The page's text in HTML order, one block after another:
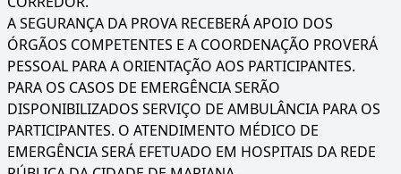
A SEGURANÇA DA PROVA RECEBERÁ APOIO DOS
ÓRGÃOS COMPETENTES E A COORDENAÇÃO PROVERÁ
PESSOAL PARA A ORIENTAÇÃO AOS PARTICIPANTES.
PARA OS CASOS DE EMERGÊNCIA SERÃO
DISPONIBILIZADOS SERVIÇO DE AMBULÂNCIA PARA OS
PARTICIPANTES. O ATENDIMENTO MÉDICO DE
EMERGÊNCIA SERÁ EFETUADO EM HOSPITAIS DA REDE